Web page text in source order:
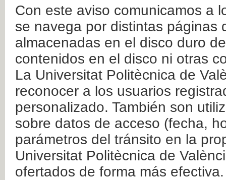
Con este aviso comunicamos a
se navega por distintas páginas
almacenadas en el disco duro
contenidos en el disco ni otras
La Universitat Politècnica de
reconocer a los usuarios
personalizado. También son
sobre datos de acceso (fecha,
parámetros del tránsito en la
Universitat Politècnica de
ofertados de forma más efectiva.